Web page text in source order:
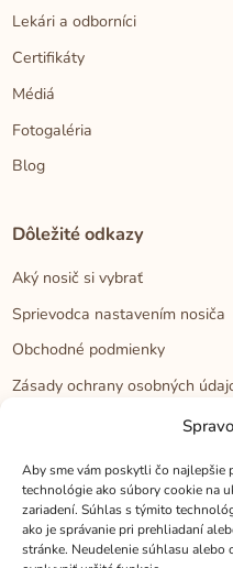
Aby sme vám poskytli čo najlepšie
technológie ako súbory cookie na
zariadení. Súhlas s týmito
ako je správanie pri prehliadaní
stránke. Neudelenie súhlasu alebo
Lekári a odborníci
Certifikáty
Médiá
Fotogaléria
Blog
Dôležité odkazy
Aký nosič si vybrať
Sprievodca nastavením nosiča
Obchodné podmienky
Zásady ochrany osobných
Kontakt